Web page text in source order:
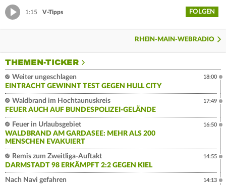
1:15 V-Tipps FOLGEN
RHEIN-MAIN-WEBRADIO
THEMEN-TICKER
Weiter ungeschlagen
EINTRACHT GEWINNT TEST GEGEN HULL CITY
18:00
Waldbrand im Hochtaunuskreis
FEUER AUCH AUF BUNDESPOLIZEI-GELÄNDE
17:49
Feuer in Urlaubsgebiet
WALDBRAND AM GARDASEE: MEHR ALS 200
MENSCHEN EVAKUIERT
16:50
Remis zum Zweitliga-Auftakt
DARMSTADT 98 ERKÄMPFT 2:2 GEGEN KIEL
14:55
Nach Navi gefahren
14:13